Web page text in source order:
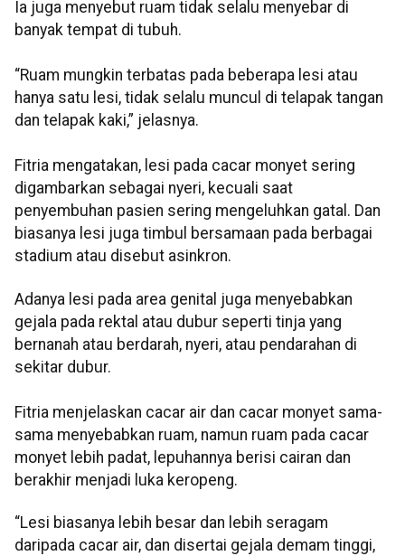
Ia juga menyebut ruam tidak selalu menyebar di
banyak tempat di tubuh.
“Ruam mungkin terbatas pada beberapa lesi atau
hanya satu lesi, tidak selalu muncul di telapak tangan
dan telapak kaki,” jelasnya.
Fitria mengatakan, lesi pada cacar monyet sering
digambarkan sebagai nyeri, kecuali saat
penyembuhan pasien sering mengeluhkan gatal. Dan
biasanya lesi juga timbul bersamaan pada berbagai
stadium atau disebut asinkron.
Adanya lesi pada area genital juga menyebabkan
gejala pada rektal atau dubur seperti tinja yang
bernanah atau berdarah, nyeri, atau pendarahan di
sekitar dubur.
Fitria menjelaskan cacar air dan cacar monyet sama-
sama menyebabkan ruam, namun ruam pada cacar
monyet lebih padat, lepuhannya berisi cairan dan
berakhir menjadi luka keropeng.
“Lesi biasanya lebih besar dan lebih seragam
daripada cacar air, dan disertai gejala demam tinggi,